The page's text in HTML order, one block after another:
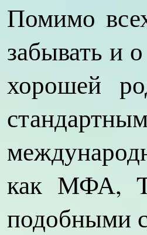
Помимо
забывать и
хорошей
как МФА,
подобными